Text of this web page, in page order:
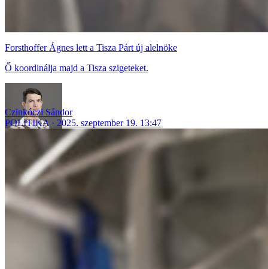
Forsthoffer Ágnes lett a Tisza Párt új alelnöke
Ő koordinálja majd a Tisza szigeteket.
Czinkóczi Sándor
POLITIKA
2025. szeptember 19. 13:47